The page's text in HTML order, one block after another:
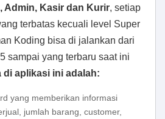
Admin, Kasir dan Kurir, setiap
terbatas kecuali level Super
Koding bisa di jalankan dari
sampai yang terbaru saat ini
di aplikasi ini adalah:
yang memberikan informasi
jumlah barang, customer,